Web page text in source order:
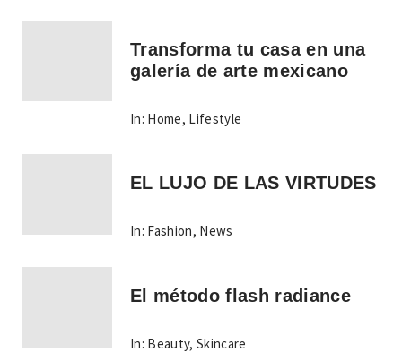
Transforma tu casa en una
galería de arte mexicano
In: Home, Lifestyle
EL LUJO DE LAS VIRTUDES
In: Fashion, News
El método flash radiance
In: Beauty,Skincare